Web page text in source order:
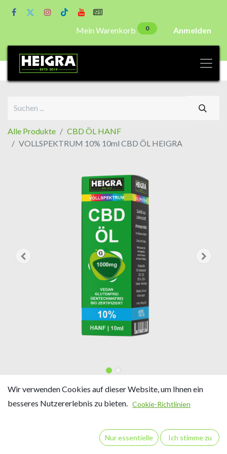
Mein Warenkorb 0 Anmelden
Alle Produkte
CBD ÖL HANF
VOLLSPEKTRUM 10% 10ml CBD ÖL HEIGRA
VOLLSPEKTRUM 10% 10ml CBD
ÖL HEIGRA
Inhalt: 10 ml / ca. 275 Tropfen
Wir verwenden Cookies auf dieser Website, um Ihnen ein
besseres Nutzererlebnis zu bieten. Cookie-Richtlinien
Nur essentielle Ich stimme zu